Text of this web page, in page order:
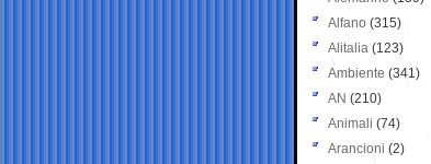
Alfano (315)
Alitalia (123)
Ambiente (341)
AN (210)
Animali (74)
Arancioni (2)